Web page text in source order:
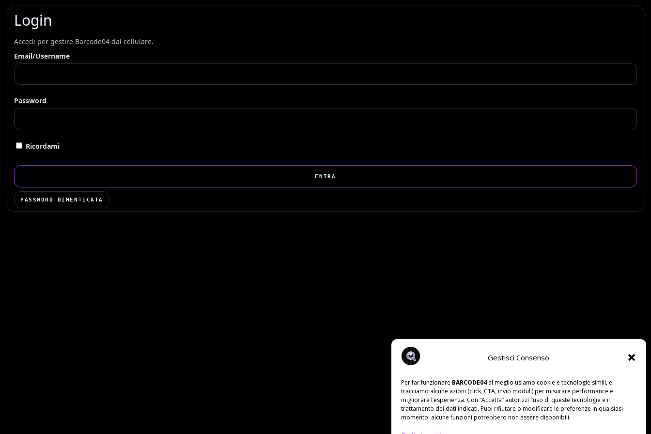
Gestisci Consenso
Per far funzionare BARCODE04 al meglio usiamo cookie e tecnologie simili, e
tracciamo alcune azioni (click, CTA, invio moduli) per misurare performance e
migliorare l’esperienza. Con “Accetta” autorizzi l’uso di queste tecnologie e il
trattamento dei dati indicati. Puoi rifiutare o modificare le preferenze in qualsiasi
momento: alcune funzioni potrebbero non essere disponibili.
Login
Accedi per gestire Barcode04 dal cellulare.
Email/Username
Password
Ricordami
PASSWORD DIMENTICATA